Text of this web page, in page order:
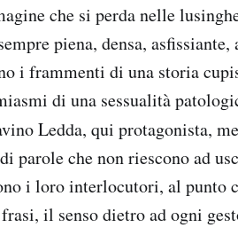
che si perda nelle
piena, densa, asfissiante,
i frammenti di una storia
di una sessualità
Ledda, qui protagonista,
parole che non riescono ad
i loro interlocutori, al punto
il senso dietro ad ogni